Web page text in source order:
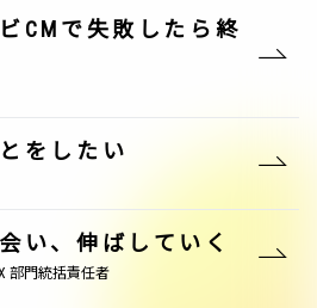
CMで失敗したら終
をしたい
い、伸ばしていく
部門統括責任者